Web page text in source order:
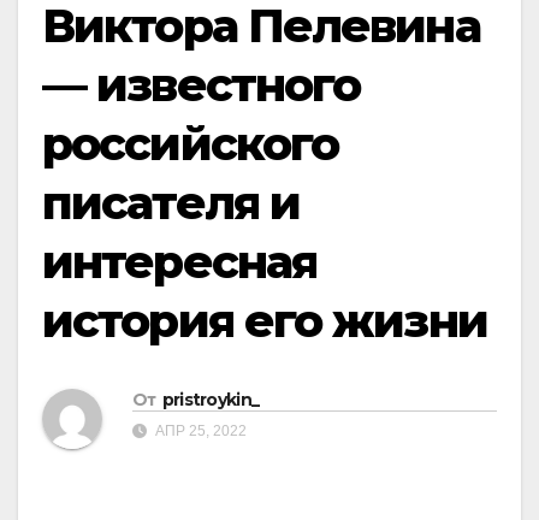
Виктора Пелевина
— известного
российского
писателя и
интересная
история его жизни
От pristroykin_
АПР 25, 2022